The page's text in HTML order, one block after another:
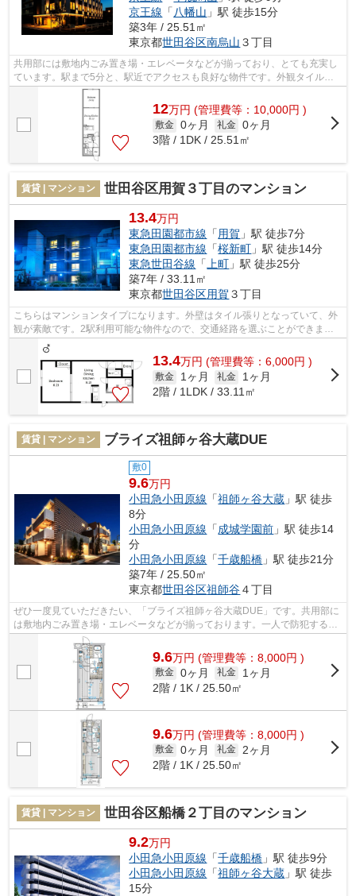
京王線 「 八幡山 」駅 徒歩15分
築3年 / 25.51㎡
東京都世田谷区南烏山 ３丁目
共用部には敷地内ごみ置き場・エレベータなどが揃っており、とても充実し
ています。駅まで5分と、駅近でアクセスも良好な物件です。外観タイル張
りの物件です。こちらの物件はマンショ...
12万円 (管理費等：10,000円 )
敷金 0ヶ月 礼金 0ヶ月
3階 / 1DK / 25.51㎡
賃貸 | マンション 世田谷区用賀３丁目のマンション
13.4万円
東急田園都市線 「 用賀 」駅 徒歩7分
東急田園都市線 「桜新町 」駅 徒歩14分
東急世田谷線 「 上町 」駅 徒歩25分
築7年 / 33.11㎡
東京都世田谷区用賀 ３丁目
こちらはマンションタイプになります。外壁はタイル張りとなっていて、外
観が素敵です。2駅利用可能な物件なので、交通経路を選ぶことができま
す。2018年に建設された物件です。当社ス...
13.4万円 (管理費等：6,000円 )
敷金 1ヶ月 礼金
1ヶ月
2階 / 1LDK / 33.11㎡
賃貸 | マンション ブライズ祖師ヶ谷大蔵DUE
敷0
9.6万円
小田急小田原線 「祖師ヶ谷大蔵 」駅 徒歩
8分
小田急小田原線 「成城学園前 」駅 徒歩14
分
小田急小田原線 「千歳船橋 」駅 徒歩21分
築7年 / 25.50㎡
東京都世田谷区祖師谷４丁目
ぜひ一度見ていただきたい、「ブライズ祖師ヶ谷大蔵DUE」です。共用部に
は敷地内ごみ置き場・エレベータなどが揃っております。一人で防犯するよ
り防犯強化地域は不安を取り除いてくれ...
9.6万円 (管理費等：8,000円 )
敷金 0ヶ月 礼金
1ヶ月
2階 / 1K / 25.50㎡
9.6万円 (管理費等：8,000円 )
敷金 0ヶ月 礼金
2ヶ月
2階 / 1K / 25.50㎡
賃貸 | マンション 世田谷区船橋２丁目のマンション
9.2万円
小田急小田原線 「千歳船橋 」駅 徒歩9分
小田急小田原線 「祖師ヶ谷大蔵 」駅 徒歩
15分